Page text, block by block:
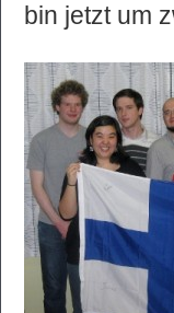
bin jetzt um